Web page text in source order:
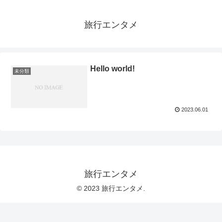
旅行エンタメ
未分類 Hello world!
2023.06.01
旅行エンタメ
© 2023 旅行エンタメ.